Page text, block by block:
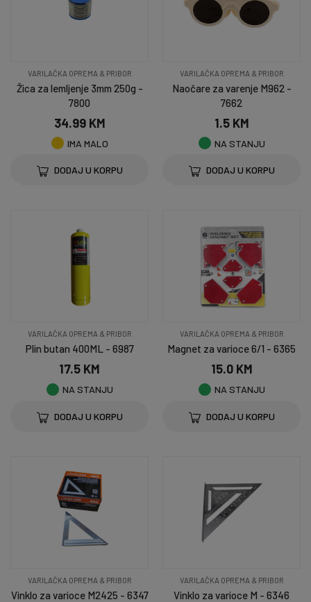
VARILAČKA OPREMA & PRIBOR
Žica za lemljenje 3mm 250g -
7800
34.99 KM
IMA MALO
DODAJ U KORPU
VARILAČKA OPREMA & PRIBOR
Naočare za varenje M962 -
7662
1.5 KM
NA STANJU
DODAJ U KORPU
VARILAČKA OPREMA & PRIBOR
Plin butan 400ML - 6987
17.5 KM
NA STANJU
DODAJ U KORPU
VARILAČKA OPREMA & PRIBOR
Magnet za varioce 6/1 - 6365
15.0 KM
NA STANJU
DODAJ U KORPU
VARILAČKA OPREMA & PRIBOR
Vinklo za varioce M2425 - 6347
VARILAČKA OPREMA & PRIBOR
Vinklo za varioce M - 6346